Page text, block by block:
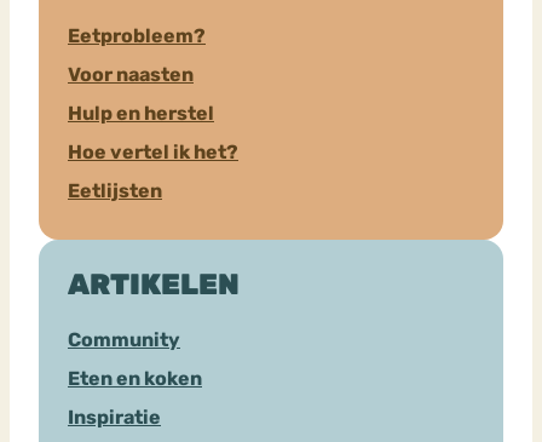
Eetprobleem?
Voor naasten
Hulp en herstel
Hoe vertel ik het?
Eetlijsten
ARTIKELEN
Community
Eten en koken
Inspiratie